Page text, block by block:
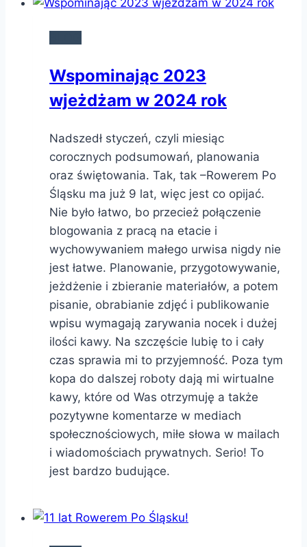
Wspominając 2023
wjeżdżam w 2024 rok
Nadszedł styczeń, czyli miesiąc
corocznych podsumowań, planowania
oraz świętowania. Tak, tak –Rowerem Po
Śląsku ma już 9 lat, więc jest co opijać.
Nie było łatwo, bo przecież połączenie
blogowania z pracą na etacie i
wychowywaniem małego urwisa nigdy nie
jest łatwe. Planowanie, przygotowywanie,
jeżdżenie i zbieranie materiałów, a potem
pisanie, obrabianie zdjęć i publikowanie
wpisu wymagają zarywania nocek i dużej
ilości kawy. Na szczęście lubię to i cały
czas sprawia mi to przyjemność. Poza tym
kopa do dalszej roboty dają mi wirtualne
kawy, które od Was otrzymuję a także
pozytywne komentarze w mediach
społecznościowych, miłe słowa w mailach
i wiadomościach prywatnych. Serio! To
jest bardzo budujące.